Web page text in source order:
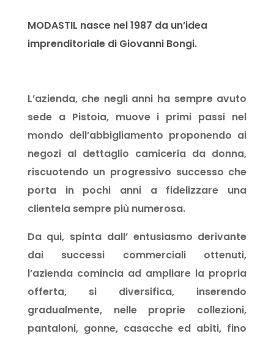
MODASTIL nasce nel 1987 da un’idea
imprenditoriale di Giovanni Bongi.
L’azienda, che negli anni ha sempre avuto
sede a Pistoia, muove i primi passi nel
mondo dell’abbigliamento proponendo ai
negozi al dettaglio camiceria da donna,
riscuotendo un progressivo successo che
porta in pochi anni a fidelizzare una
clientela sempre più numerosa.
Da qui, spinta dall’ entusiasmo derivante
dai successi commerciali ottenuti,
l’azienda comincia ad ampliare la propria
offerta, si diversifica, inserendo
gradualmente, nelle proprie collezioni,
pantaloni, gonne, casacche ed abiti, fino